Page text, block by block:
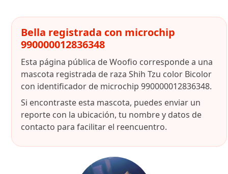
Bella registrada con microchip
990000012836348
Esta página pública de Woofio corresponde a una
mascota registrada de raza Shih Tzu color Bicolor
con identificador de microchip 990000012836348.
Si encontraste esta mascota, puedes enviar un
reporte con la ubicación, tu nombre y datos de
contacto para facilitar el reencuentro.